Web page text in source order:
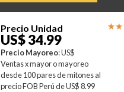
Precio Unidad
US$ 34.99
Precio Mayoreo: US$
Ventas x mayor o mayoreo
desde 100 pares de mitones al
precio FOB Perú de US$ 8.99